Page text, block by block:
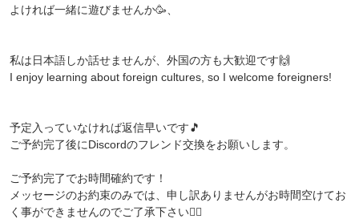
よければ一緒に遊びませんか🥳、
私は日本語しか話せませんが、外国の方も大歓迎です🙌
I enjoy learning about foreign cultures, so I welcome foreigners!
予定入っていなければ返信早いです🎵
ご予約完了後にDiscordのフレンド交換をお願いします。
ご予約完了でお時間確約です！
メッセージのお約束のみでは、申し訳ありませんがお時間空けてお
く事ができませんのでご了承下さい🙇‍♀️